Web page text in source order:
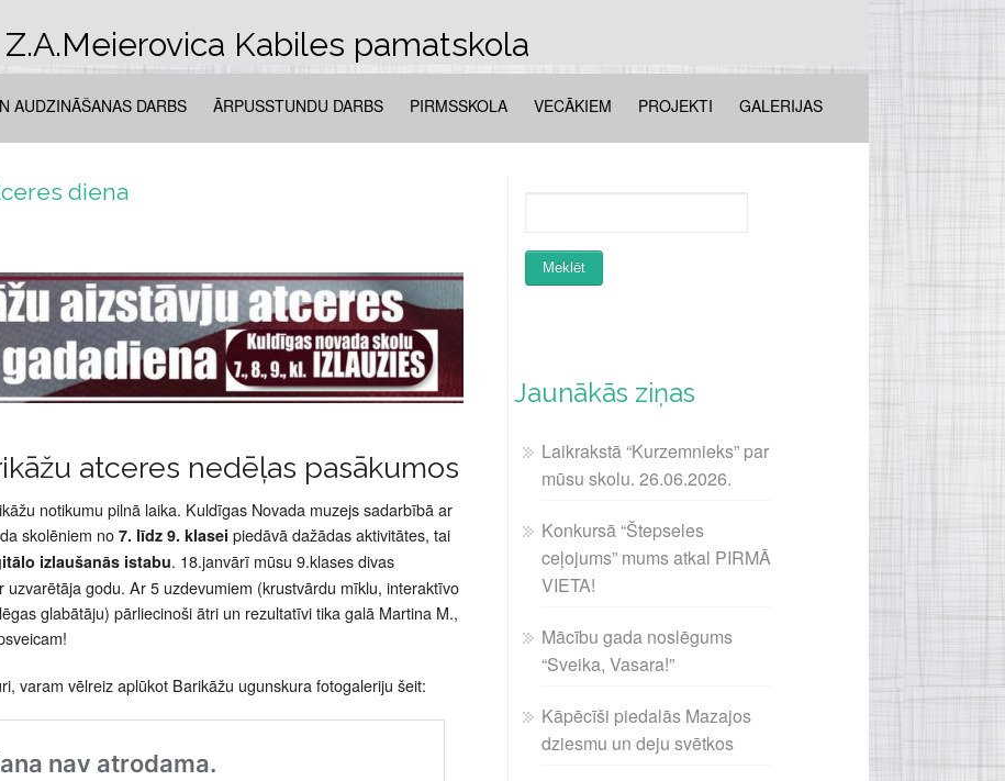
Z.A.Meierovica Kabiles pamatskola
AUDZINĀŠANAS DARBS ĀRPUSSTUNDU DARBS PIRMSSKOLA VECĀKIEM PROJEKTI GALERIJAS
diena
atceres nedēļas pasākumos
notikumu pilnā laika. Kuldīgas Novada muzejs sadarbībā ar
skolēniem no7. līdz 9. klasei piedāvā dažādas aktivitātes, tai
izlaušanās istabu. 18.janvārī mūsu 9.klases divas
godu. Ar 5 uzdevumiem (krustvārdu mīklu, interaktīvo
glabātāju) pārliecinoši ātri un rezultatīvi tika galā Martina M.,
varam vēlreiz aplūkot Barikāžu ugunskura fotogaleriju šeit:
Jaunākās ziņas
Laikrakstā “Kurzemnieks” par
mūsu skolu. 26.06.2026.
Konkursā “Štepseles
ceļojums” mums atkal PIRMĀ
VIETA!
Mācību gada noslēgums
“Sveika, Vasara!”
Kāpēcīši piedalās Mazajos
dziesmu un deju svētkos